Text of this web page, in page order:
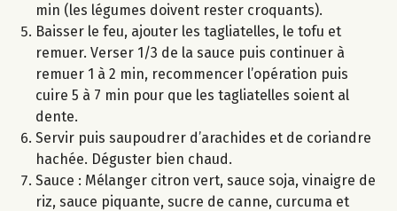
min (les légumes doivent rester croquants).
Baisser le feu, ajouter les tagliatelles, le tofu et
remuer. Verser 1/3 de la sauce puis continuer à
remuer 1 à 2 min, recommencer l’opération puis
cuire 5 à 7 min pour que les tagliatelles soient al
dente.
Servir puis saupoudrer d’arachides et de coriandre
hachée. Déguster bien chaud.
Sauce : Mélanger citron vert, sauce soja, vinaigre de
riz, sauce piquante, sucre de canne, curcuma et